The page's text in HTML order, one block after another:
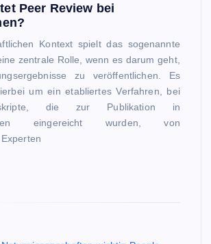
Peer Review bei
Kontext spielt das sogenannte
zentrale Rolle, wenn es darum geht,
zu veröffentlichen. Es
um ein etabliertes Verfahren, bei
die zur Publikation in
eingereicht wurden, von